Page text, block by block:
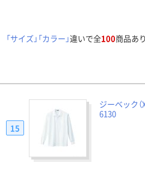
「サイズ」「カラー」違いで全100商品あ
ジーベック
6130
15